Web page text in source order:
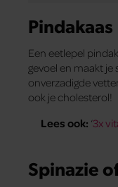
Pindakaas
Een eetlepel
gevoel en maakt
onverzadigde
ook je cholesterol!
Lees ook: ‘3x
Spinazie